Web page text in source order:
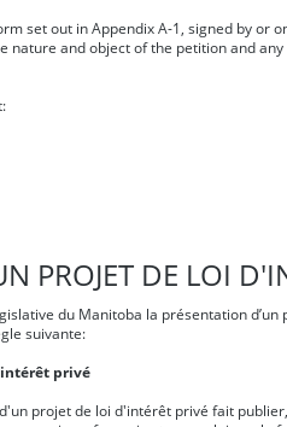
set out in Appendix A-1, signed by or
nature and object of the petition and
PROJET DE LOI
du Manitoba la présentation d’un
suivante:
privé
projet de loi d'intérêt privé fait